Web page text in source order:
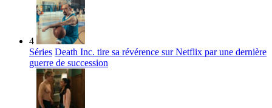
4
Séries Death Inc. tire sa révérence sur Netflix par une dernière
guerre de succession